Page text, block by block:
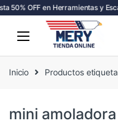
50% OFF en Herramientas y
Inicio Productos
mini